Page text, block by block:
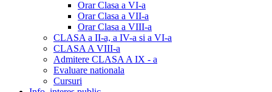
Orar Clasa a VI-a
Orar Clasa a VII-a
Orar Clasa a VIII-a
CLASA a II-a, a IV-a si a VI-a
CLASA A VIII-a
Admitere CLASA A IX - a
Evaluare nationala
Cursuri